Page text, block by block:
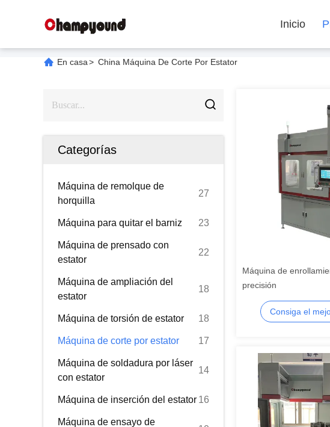
Inicio
En casa> China Máquina De Corte Por Estator
Categorías
Máquina de remolque de
horquilla
27
Máquina para quitar el barniz 23
Máquina de prensado con
estator
22
Máquina de ampliación del
estator
18
Máquina de torsión de estator 18
Máquina de corte por estator 17
Máquina de soldadura por láser
con estator
14
Máquina de inserción del estator 16
Máquina de ensayo de
Máquina de
precisión
Consiga el